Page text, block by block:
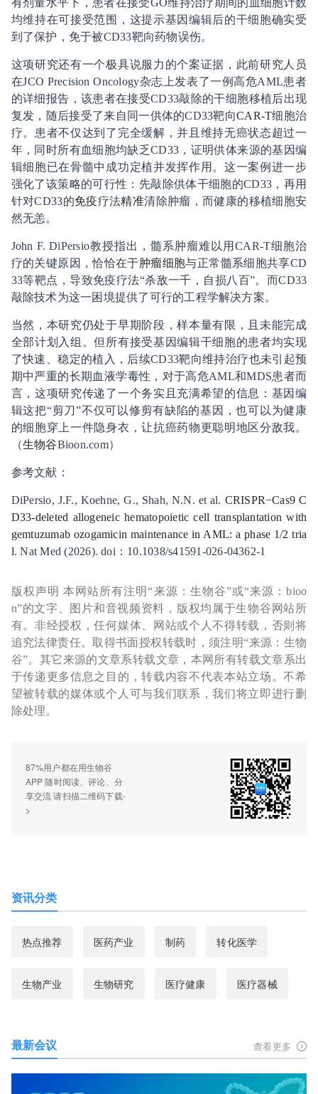
有剂量水平下，患者在接受GO维持治疗期间的血细胞计数
均维持在可接受范围，这提示基因编辑后的干细胞确实受
到了保护，免于被CD33靶向药物误伤。
这项研究还有一个极具说服力的个案证据，此前研究人员
在JCO Precision Oncology杂志上发表了一例高危AML患者
的详细报告，该患者在接受CD33敲除的干细胞移植后出现
复发，随后接受了来自同一供体的CD33靶向CAR-T细胞治
疗。患者不仅达到了完全缓解，并且维持无癌状态超过一
年，同时所有血细胞均缺乏CD33，证明供体来源的基因编
辑细胞已在骨髓中成功定植并发挥作用。这一案例进一步
强化了该策略的可行性：先敲除供体干细胞的CD33，再用
针对CD33的免疫疗法精准清除肿瘤，而健康的移植细胞安
然无恙。
John F. DiPersio教授指出，髓系肿瘤难以用CAR-T细胞治
疗的关键原因，恰恰在于肿瘤细胞与正常髓系细胞共享CD
33等靶点，导致免疫疗法“杀敌一千，自损八百”。而CD33
敲除技术为这一困境提供了可行的工程学解决方案。
当然，本研究仍处于早期阶段，样本量有限，且未能完成
全部计划入组。但所有接受基因编辑干细胞的患者均实现
了快速、稳定的植入，后续CD33靶向维持治疗也未引起预
期中严重的长期血液学毒性，对于高危AML和MDS患者而
言，这项研究传递了一个务实且充满希望的信息：基因编
辑这把“剪刀”不仅可以修剪有缺陷的基因，也可以为健康
的细胞穿上一件隐身衣，让抗癌药物更聪明地区分敌我。
（生物谷Bioon.com）
参考文献：
DiPersio, J.F., Koehne, G., Shah, N.N. et al. CRISPR−Cas9 C
D33-deleted allogeneic hematopoietic cell transplantation with
gemtuzumab ozogamicin maintenance in AML: a phase 1/2 tria
l. Nat Med (2026). doi：10.1038/s41591-026-04362-1
版权声明 本网站所有注明“来源：生物谷”或“来源：bioo
n”的文字、图片和音视频资料，版权均属于生物谷网站所
有。非经授权，任何媒体、网站或个人不得转载，否则将
追究法律责任。取得书面授权转载时，须注明“来源：生物
谷”。其它来源的文章系转载文章，本网所有转载文章系出
于传递更多信息之目的，转载内容不代表本站立场。不希
望被转载的媒体或个人可与我们联系，我们将立即进行删
除处理。
87%用户都在用生物谷
APP 随时阅读、评论、分
享交流 请扫描二维码下载-
>
资讯分类
热点推荐 医药产业 制药 转化医学
生物产业 生物研究 医疗健康 医疗器械
最新会议 查看更多